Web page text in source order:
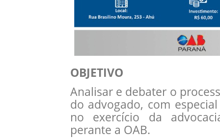
OBJETIVO
Analisar e debater o
do advogado, com
no exercício da
perante a OAB.